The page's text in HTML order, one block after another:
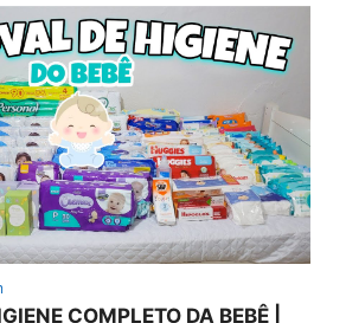
COMPLETO DA BEBÊ |